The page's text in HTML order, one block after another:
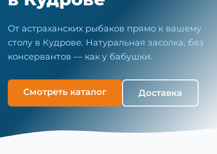
От астраханских рыбаков прямо к вашему
столу в Кудрове. Натуральная засолка, без
консервантов — как у бабушки.
Смотреть каталог Доставка